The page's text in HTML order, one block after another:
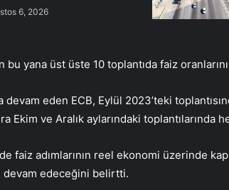
6, 2026
bu yana üst üste 10 toplantıda faiz
devam eden ECB, Eylül 2023’teki
Ekim ve Aralık aylarındaki toplantılarında
faiz adımlarının reel ekonomi üzerinde
edeceğini belirtti.